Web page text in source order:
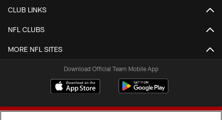
CLUB LINKS
NFL CLUBS
MORE NFL SITES
Download Official Team Mobile App